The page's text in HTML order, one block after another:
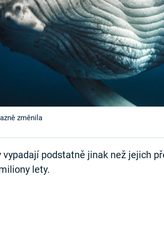
změnila
vypadají podstatně jinak než jejich
lety.